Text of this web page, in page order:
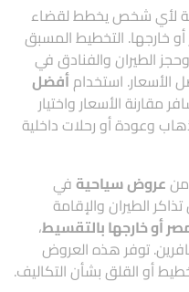
لأي شخص يخطط لقضاء
خارجها. التخطيط المسبق
الطيران والفنادق في
الأسعار. استخدامأفضل
مقارنة الأسعار واختيار
وعودة أو رحلات داخلية
منعروض سياحيةفي
الطيران والإقامة
أو خارجها بالتقسيط،
توفر هذه العروض
أو القلق بشأن التكاليف.